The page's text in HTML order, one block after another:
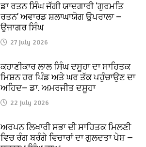
ਡਾ ਰਤਨ ਸਿੰਘ ਜੱਗੀ ਯਾਦਗਾਰੀ ‘ਗੁਰਮਤਿ
ਰਤਨ’ ਅਵਾਰਡ ਸ਼ਲਾਘਾਯੋਗ ਉਪਰਾਲਾ —
ਉਜਾਗਰ ਸਿੰਘ
27 July 2026
ਕਹਾਣੀਕਾਰ ਲਾਲ ਸਿੰਘ ਦਸੂਹਾ ਦਾ ਸਾਹਿਤਕ
ਮਿਸ਼ਨ ਹਰ ਪਿੰਡ ਅਤੇ ਘਰ ਤੱਕ ਪਹੁੰਚਾਉਣ ਦਾ
ਅਹਿਦ— ਡਾ. ਅਮਰਜੀਤ ਦਸੂਹਾ
22 July 2026
ਅਰਪਨ ਲਿਖਾਰੀ ਸਭਾ ਦੀ ਸਾਹਿਤਕ ਮਿਲਣੀ
ਵਿਚ ਰੰਗ ਬਰੰਗੇ ਵਿਚਾਰਾਂ ਦਾ ਗੁਲਦਤਾ ਪੇਸ਼ —